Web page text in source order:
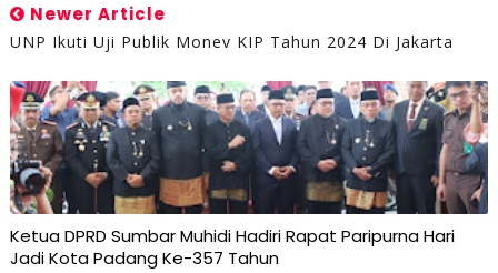
Newer Article
UNP Ikuti Uji Publik Monev KIP Tahun 2024 Di Jakarta
Ketua DPRD Sumbar Muhidi Hadiri Rapat Paripurna Hari
Jadi Kota Padang Ke-357 Tahun